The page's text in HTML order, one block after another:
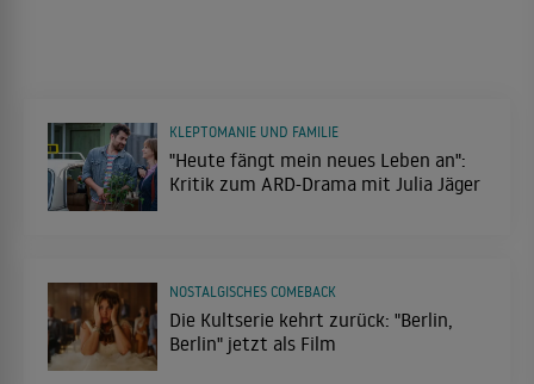
"Heute fängt mein neues Leben an":
Kritik zum ARD-Drama mit Julia Jäger
KLEPTOMANIE UND FAMILIE
Die Kultserie kehrt zurück: "Berlin,
Berlin" jetzt als Film
NOSTALGISCHES COMEBACK